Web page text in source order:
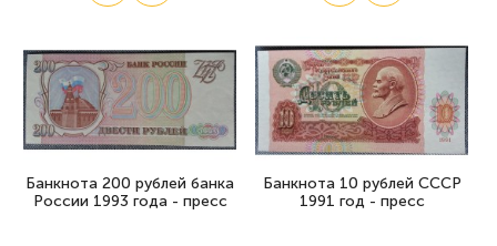
Банкнота 200 рублей банка
России 1993 года - пресс
Банкнота 10 рублей СССР
1991 год - пресс